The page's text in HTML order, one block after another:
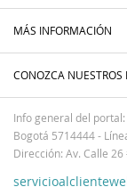
MÁS INFORMACIÓN
CONOZCA NUESTROS
Info general del portal:
Bogotá 5714444 -
Dirección: Av. Calle 26